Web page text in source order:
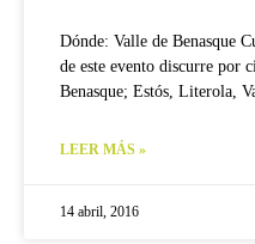
Dónde: Valle de Benasque
de este evento discurre por
Benasque; Estós, Literola,
LEER MÁS »
14 abril, 2016